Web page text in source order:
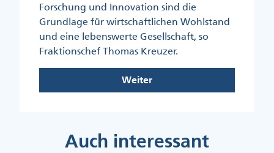
Forschung und Innovation sind die
Grundlage für wirtschaftlichen Wohlstand
und eine lebenswerte Gesellschaft, so
Fraktionschef Thomas Kreuzer.
Weiter
Auch interessant